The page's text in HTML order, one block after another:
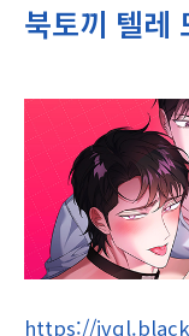
북토끼 텔레
https://